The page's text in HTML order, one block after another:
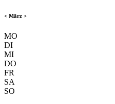
< März >
MO
DI
MI
DO
FR
SA
SO